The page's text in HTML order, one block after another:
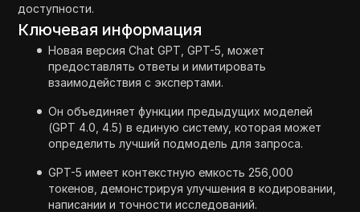
доступности.
Ключевая информация
Новая версия Chat GPT, GPT-5, может
предоставлять ответы и имитировать
взаимодействия с экспертами.
Он объединяет функции предыдущих моделей
(GPT 4.0, 4.5) в единую систему, которая может
определить лучший подмодель для запроса.
GPT-5 имеет контекстную емкость 256,000
токенов, демонстрируя улучшения в кодировании,
написании и точности исследований.